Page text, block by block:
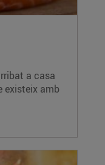
a casa
existeix amb